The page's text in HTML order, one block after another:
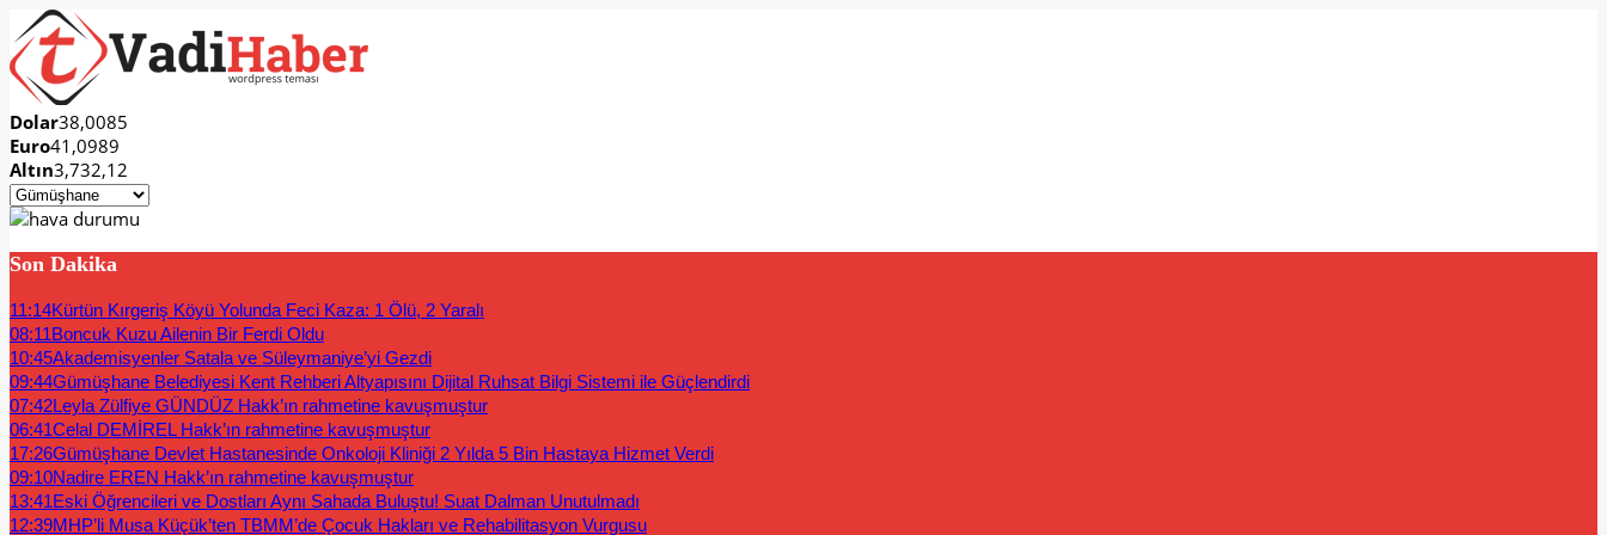
Dolar38,0085
Euro41,0989
Altın3,732,12
Son Dakika
11:14Kürtün Kırgeriş Köyü Yolunda Feci Kaza: 1 Ölü, 2 Yaralı
08:11Boncuk Kuzu Ailenin Bir Ferdi Oldu
10:45Akademisyenler Satala ve Süleymaniye’yi Gezdi
09:44Gümüşhane Belediyesi Kent Rehberi Altyapısını Dijital Ruhsat Bilgi Sistemi ile Güçlendirdi
07:42Leyla Zülfiye GÜNDÜZ Hakk’ın rahmetine kavuşmuştur
06:41Celal DEMİREL Hakk’ın rahmetine kavuşmuştur
17:26Gümüşhane Devlet Hastanesinde Onkoloji Kliniği 2 Yılda 5 Bin Hastaya Hizmet Verdi
09:10Nadire EREN Hakk’ın rahmetine kavuşmuştur
13:41Eski Öğrencileri ve Dostları Aynı Sahada Buluştu! Suat Dalman Unutulmadı
12:39MHP’li Musa Küçük’ten TBMM’de Çocuk Hakları ve Rehabilitasyon Vurgusu